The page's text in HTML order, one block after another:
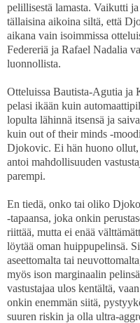
pelillisestä lamasta. Vaikutti
tällaisina aikoina siltä, että
aikana vain isoimmissa
Federeriä ja Rafael Nadalia
luonnollista.
Otteluissa Bautista-Agutia ja
pelasi ikään kuin
lopulta lähinnä itsensä ja
kuin out of their minds -
Djokovic. Ei hän huono
antoi mahdollisuuden
parempi.
En tiedä, onko tai oliko
-tapaansa, joka onkin
riittää, mutta ei enää
löytää oman huippupelinsä.
aseettomalta tai
myös ison marginaalin
vastustajaa ulos kentältä,
onkin enemmän siitä,
suuren riskin ja olla ultra-